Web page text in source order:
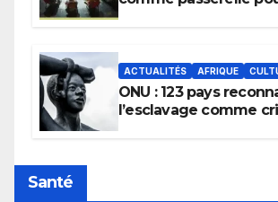
ACTUALITÉS AFRIQUE
ONU : 123 pays
l’esclavage comme
Santé